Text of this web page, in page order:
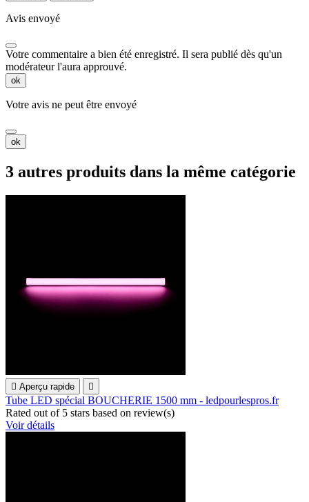
Avis envoyé
Votre commentaire a bien été enregistré. Il sera publié dès qu'un
modérateur l'aura approuvé.
ok
Votre avis ne peut être envoyé
ok
3 autres produits dans la même catégorie
 Aperçu rapide 
Tube LED spécial BOUCHERIE 1500 mm - ledpourlespros.fr
Rated out of 5 stars based on review(s)
Voir détails